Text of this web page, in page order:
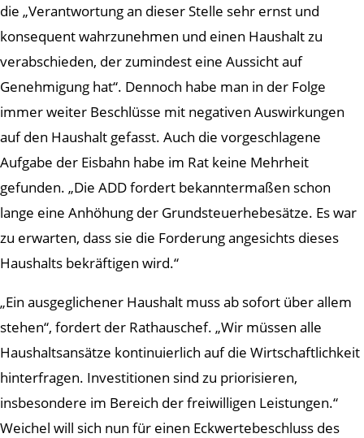
die „Verantwortung an dieser Stelle sehr ernst und
konsequent wahrzunehmen und einen Haushalt zu
verabschieden, der zumindest eine Aussicht auf
Genehmigung hat“. Dennoch habe man in der Folge
immer weiter Beschlüsse mit negativen Auswirkungen
auf den Haushalt gefasst. Auch die vorgeschlagene
Aufgabe der Eisbahn habe im Rat keine Mehrheit
gefunden. „Die ADD fordert bekanntermaßen schon
lange eine Anhöhung der Grundsteuerhebesätze. Es war
zu erwarten, dass sie die Forderung angesichts dieses
Haushalts bekräftigen wird.“
„Ein ausgeglichener Haushalt muss ab sofort über allem
stehen“, fordert der Rathauschef. „Wir müssen alle
Haushaltsansätze kontinuierlich auf die Wirtschaftlichkeit
hinterfragen. Investitionen sind zu priorisieren,
insbesondere im Bereich der freiwilligen Leistungen.“
Weichel will sich nun für einen Eckwertebeschluss des